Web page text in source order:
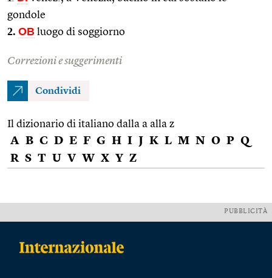
gondole
2. OB luogo di soggiorno
Correzioni e suggerimenti
Condividi
Il dizionario di italiano dalla a alla z
A B C D E F G H I J K L M N O P Q
R S T U V W X Y Z
PUBBLICITÀ